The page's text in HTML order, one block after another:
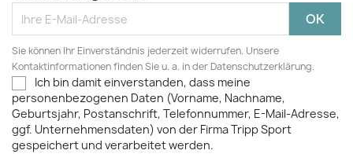
Sie können Ihr Einverständnis jederzeit widerrufen. Unsere
Kontaktinformationen finden Sie u. a. in der Datenschutzerklärung.
Ich bin damit einverstanden, dass meine
personenbezogenen Daten (Vorname, Nachname,
Geburtsjahr, Postanschrift, Telefonnummer, E-Mail-Adresse,
ggf. Unternehmensdaten) von der Firma Tripp Sport
gespeichert und verarbeitet werden.